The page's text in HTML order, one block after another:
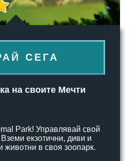
СЕГА
на своите Мечти
Park! Управлявай свой
екзотични, диви и
животни в своя зоопарк.